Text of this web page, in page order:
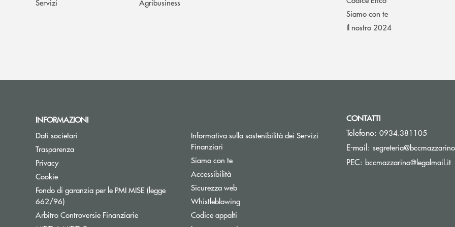
Servizi
Agribusiness
Siamo con te
Il nostro 2024
INFORMAZIONI
Dati societari
Trasparenza
Privacy
Cookie
Fondo di garanzia per le PMI MISE (legge
662/96)Apre una nuova finestra
Arbitro Controversie FinanziarieApre una nuova finestra
Informativa sulla sostenibilità dei Servizi
Finanziari
Siamo con te
Accessibilità
Sicurezza web
Whistleblowing
Codice appalti
CONTATTI
Telefono: 0934.381105
E-mail:
PEC: bccmazzarino@legalmail.it